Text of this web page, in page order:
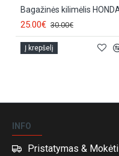
25.00€ 30.00€
Į krepšelį
INFO
Pristatymas & Mokėti